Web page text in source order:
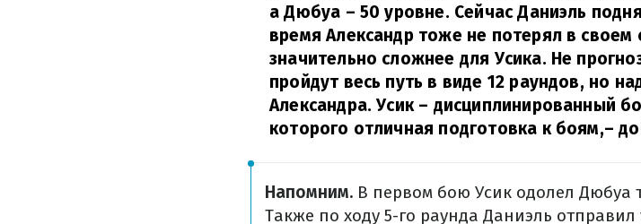
а Дюбуа – 50 уровне. Сейчас Даниэль
время Александр тоже не потерял в
значительно сложнее для Усика. Не
пройдут весь путь в виде 12 раундов, но
Александра. Усик – дисциплинированный
которого отличная подготовка к боям,–
Напомним. В первом бою Усик одолел Дюбуа
Также по ходу 5-го раунда Даниэль